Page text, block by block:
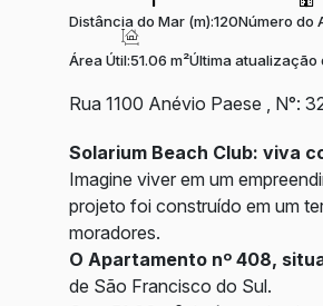
Distância do Mar (m):120Número do
Área Útil:51.06 m²Última atualização
Rua 1100 Anévio Paese , N°:
Solarium Beach Club: viva
Imagine viver em um
projeto foi construído em um
moradores.
O Apartamento nº 408,
de São Francisco do Sul.